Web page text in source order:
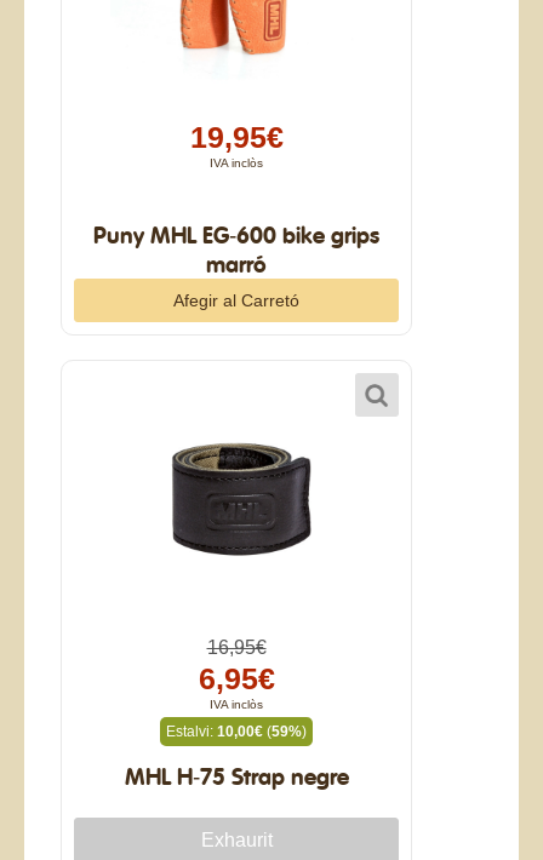
19,95€
IVA inclòs
Puny MHL EG-600 bike grips
marró
16,95€
6,95€
IVA inclòs
Estalvi: 10,00€ (59%)
MHL H-75 Strap negre